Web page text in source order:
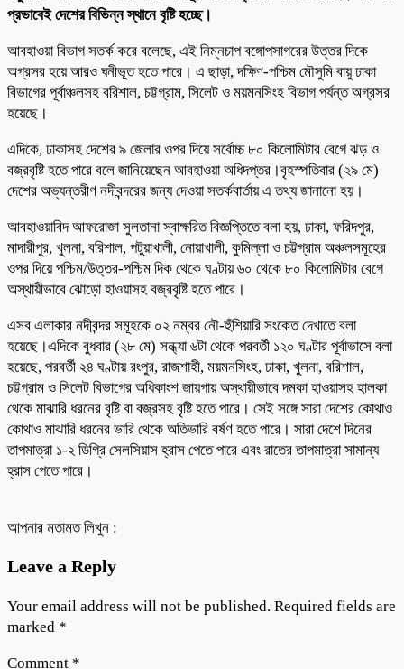
প্রভাবেই দেশের বিভিন্ন স্থানে বৃষ্টি হচ্ছে।
আবহাওয়া বিভাগ সতর্ক করে বলেছে, এই নিম্নচাপ বঙ্গোপসাগরের উত্তর দিকে
অগ্রসর হয়ে আরও ঘনীভূত হতে পারে। এ ছাড়া, দক্ষিণ-পশ্চিম মৌসুমি বায়ু ঢাকা
বিভাগের পূর্বাঞ্চলসহ বরিশাল, চট্টগ্রাম, সিলেট ও ময়মনসিংহ বিভাগ পর্যন্ত অগ্রসর
হয়েছে।
এদিকে, ঢাকাসহ দেশের ৯ জেলার ওপর দিয়ে সর্বোচ্চ ৮০ কিলোমিটার বেগে ঝড় ও
বজ্রবৃষ্টি হতে পারে বলে জানিয়েছেন আবহাওয়া অধিদপ্তর।বৃহস্পতিবার (২৯ মে)
দেশের অভ্যন্তরীণ নদীবন্দরের জন্য দেওয়া সতর্কবার্তায় এ তথ্য জানানো হয়।
আবহাওয়াবিদ আফরোজা সুলতানা স্বাক্ষরিত বিজ্ঞপ্তিতে বলা হয়, ঢাকা, ফরিদপুর,
মাদারীপুর, খুলনা, বরিশাল, পটুয়াখালী, নোয়াখালী, কুমিল্লা ও চট্টগ্রাম অঞ্চলসমূহের
ওপর দিয়ে পশ্চিম/উত্তর-পশ্চিম দিক থেকে ঘণ্টায় ৬০ থেকে ৮০ কিলোমিটার বেগে
অস্থায়ীভাবে ঝোড়ো হাওয়াসহ বজ্রবৃষ্টি হতে পারে।
এসব এলাকার নদীবন্দর সমূহকে ০২ নম্বর নৌ-হুঁশিয়ারি সংকেত দেখাতে বলা
হয়েছে।এদিকে বুধবার (২৮ মে) সন্ধ্যা ৬টা থেকে পরবর্তী ১২০ ঘণ্টার পূর্বাভাসে বলা
হয়েছে, পরবর্তী ২৪ ঘণ্টায় রংপুর, রাজশাহী, ময়মনসিংহ, ঢাকা, খুলনা, বরিশাল,
চট্টগ্রাম ও সিলেট বিভাগের অধিকাংশ জায়গায় অস্থায়ীভাবে দমকা হাওয়াসহ হালকা
থেকে মাঝারি ধরনের বৃষ্টি বা বজ্রসহ বৃষ্টি হতে পারে। সেই সঙ্গে সারা দেশের কোথাও
কোথাও মাঝারি ধরনের ভারি থেকে অতিভারি বর্ষণ হতে পারে। সারা দেশে দিনের
তাপমাত্রা ১-২ ডিগ্রি সেলসিয়াস হ্রাস পেতে পারে এবং রাতের তাপমাত্রা সামান্য
হ্রাস পেতে পারে।
আপনার মতামত লিখুন :
Leave a Reply
Your email address will not be published. Required fields are
marked *
Comment *